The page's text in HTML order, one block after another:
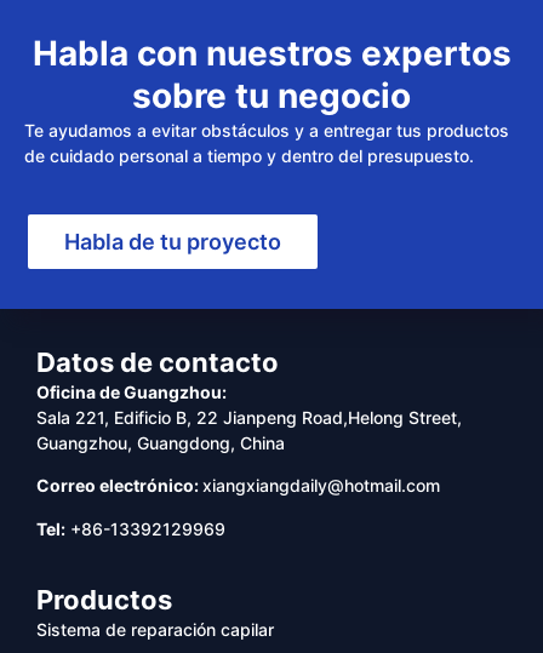
Habla con nuestros expertos
sobre tu negocio
Te ayudamos a evitar obstáculos y a entregar tus productos
de cuidado personal a tiempo y dentro del presupuesto.
Habla de tu proyecto
Datos de contacto
Oficina de Guangzhou:
Sala 221, Edificio B, 22 Jianpeng Road,Helong Street,
Guangzhou, Guangdong, China
Correo electrónico:xiangxiangdaily@hotmail.com
Tel: +86-13392129969
Productos
Sistema de reparación capilar